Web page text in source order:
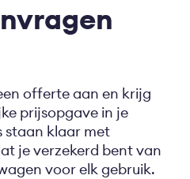
offerte aan en krijg
prijsopgave in je
staan klaar met
je verzekerd bent van
voor elk gebruik.